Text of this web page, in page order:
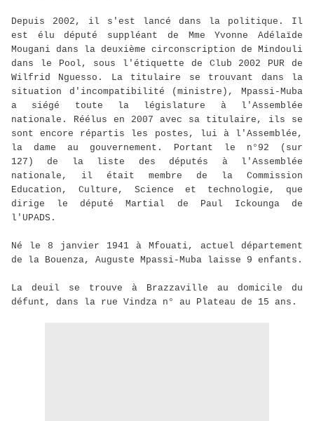
Depuis 2002, il s'est lancé dans la politique. Il
est élu député suppléant de Mme Yvonne Adélaïde
Mougani dans la deuxième circonscription de Mindouli
dans le Pool, sous l'étiquette de Club 2002 PUR de
Wilfrid Nguesso. La titulaire se trouvant dans la
situation d'incompatibilité (ministre), Mpassi-Muba
a siégé toute la législature à l'Assemblée
nationale. Réélus en 2007 avec sa titulaire, ils se
sont encore répartis les postes, lui à l'Assemblée,
la dame au gouvernement. Portant le n°92 (sur
127) de la liste des députés à l'Assemblée
nationale, il était membre de la Commission
Education, Culture, Science et technologie, que
dirige le député Martial de Paul Ickounga de
l'UPADS.
Né le 8 janvier 1941 à Mfouati, actuel département
de la Bouenza, Auguste Mpassi-Muba laisse 9 enfants.
La deuil se trouve à Brazzaville au domicile du
défunt, dans la rue Vindza n° au Plateau de 15 ans.